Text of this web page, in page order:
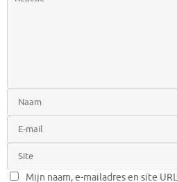
Mijn naam, e-mailadres en site